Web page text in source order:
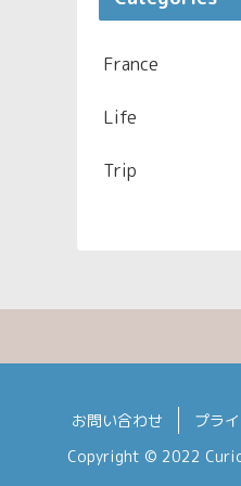
France
Life
Trip
お問い合わせ
プラ
Copyright © 2022